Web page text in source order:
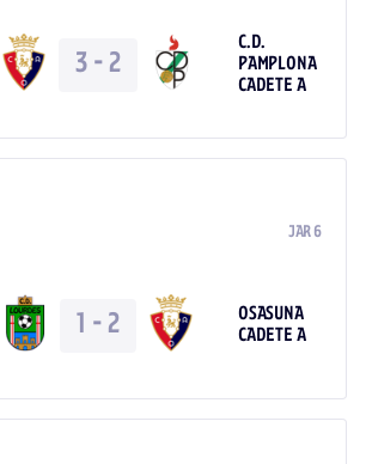
3 - 2
C.D.
PAMPLONA
CADETE A
JAR 6
1 - 2
OSASUNA
CADETE A